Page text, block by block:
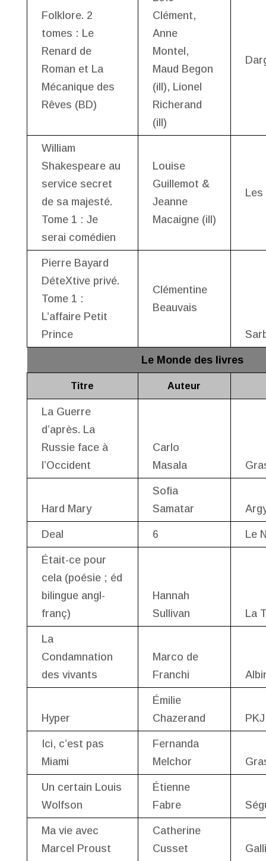
Folklore. 2
tomes : Le
Renard de
Roman et La
Mécanique des
Rêves (BD)
Clément,
Anne
Montel,
Maud Begon
(ill), Lionel
Richerand
(ill)
William
Shakespeare au
service secret
de sa majesté.
Tome 1 : Je
serai comédien
Louise
Guillemot &
Jeanne
Macaigne (ill)
Pierre Bayard
DéteXtive privé.
Tome 1 :
L’affaire Petit
Prince
Clémentine
Beauvais
Le Monde des livres
Titre Auteur
La Guerre
d’après. La
Russie face à
l’Occident
Carlo
Masala
Hard Mary
Sofia
Samatar
Deal 6 Le
Était-ce pour
cela (poésie ; éd
bilingue angl-
franç)
Hannah
Sullivan
La
La
Condamnation
des vivants
Marco de
Franchi
Hyper
Émilie
Chazerand
PKJ
Ici, c’est pas
Miami
Fernanda
Melchor
Un certain Louis
Wolfson
Étienne
Fabre
Ma vie avec
Marcel Proust
Catherine
Cusset